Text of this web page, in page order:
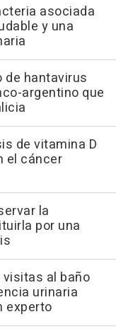
asociada
y una
de hantavirus
argentino que
de vitamina D
el cáncer
la
por una
al baño
urinaria
experto